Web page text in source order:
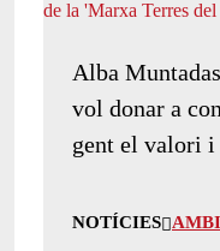
Alba
vol donar a
gent el valori i
NOTÍCIES